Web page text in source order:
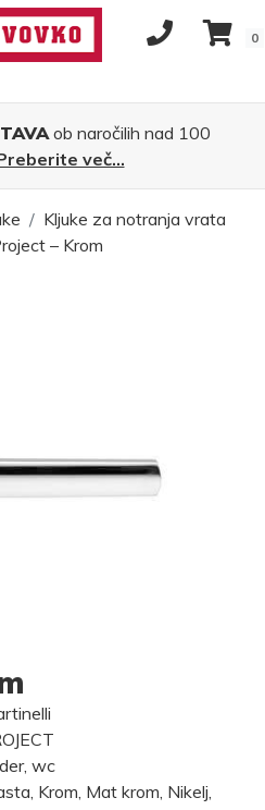
0
ob naročilih nad 100
več...
Kljuke za notranja vrata
– Krom
wc
Krom, Mat krom, Nikelj,